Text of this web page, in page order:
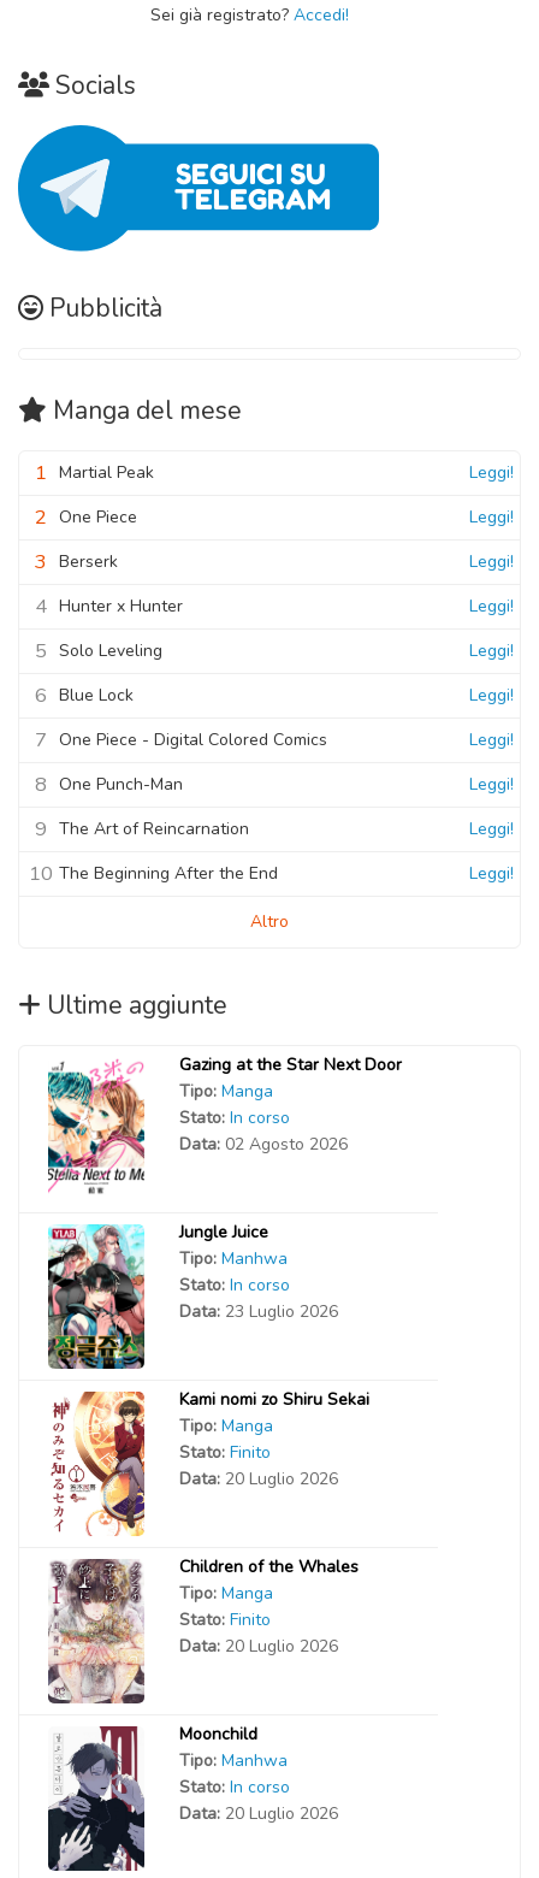
Sei già registrato? Accedi!
Socials
Pubblicità
Manga del mese
1 Martial Peak Leggi!
2 One Piece Leggi!
3 Berserk Leggi!
4 Hunter x Hunter Leggi!
5 Solo Leveling Leggi!
6 Blue Lock Leggi!
7 One Piece - Digital Colored Comics Leggi!
8 One Punch-Man Leggi!
9 The Art of Reincarnation Leggi!
10 The Beginning After the End Leggi!
Altro
Ultime aggiunte
Gazing at the Star Next Door
Tipo: Manga
Stato: In corso
Data: 02 Agosto 2026
Jungle Juice
Tipo: Manhwa
Stato: In corso
Data: 23 Luglio 2026
Kami nomi zo Shiru Sekai
Tipo: Manga
Stato: Finito
Data: 20 Luglio 2026
Children of the Whales
Tipo: Manga
Stato: Finito
Data: 20 Luglio 2026
Moonchild
Tipo: Manhwa
Stato: In corso
Data: 20 Luglio 2026